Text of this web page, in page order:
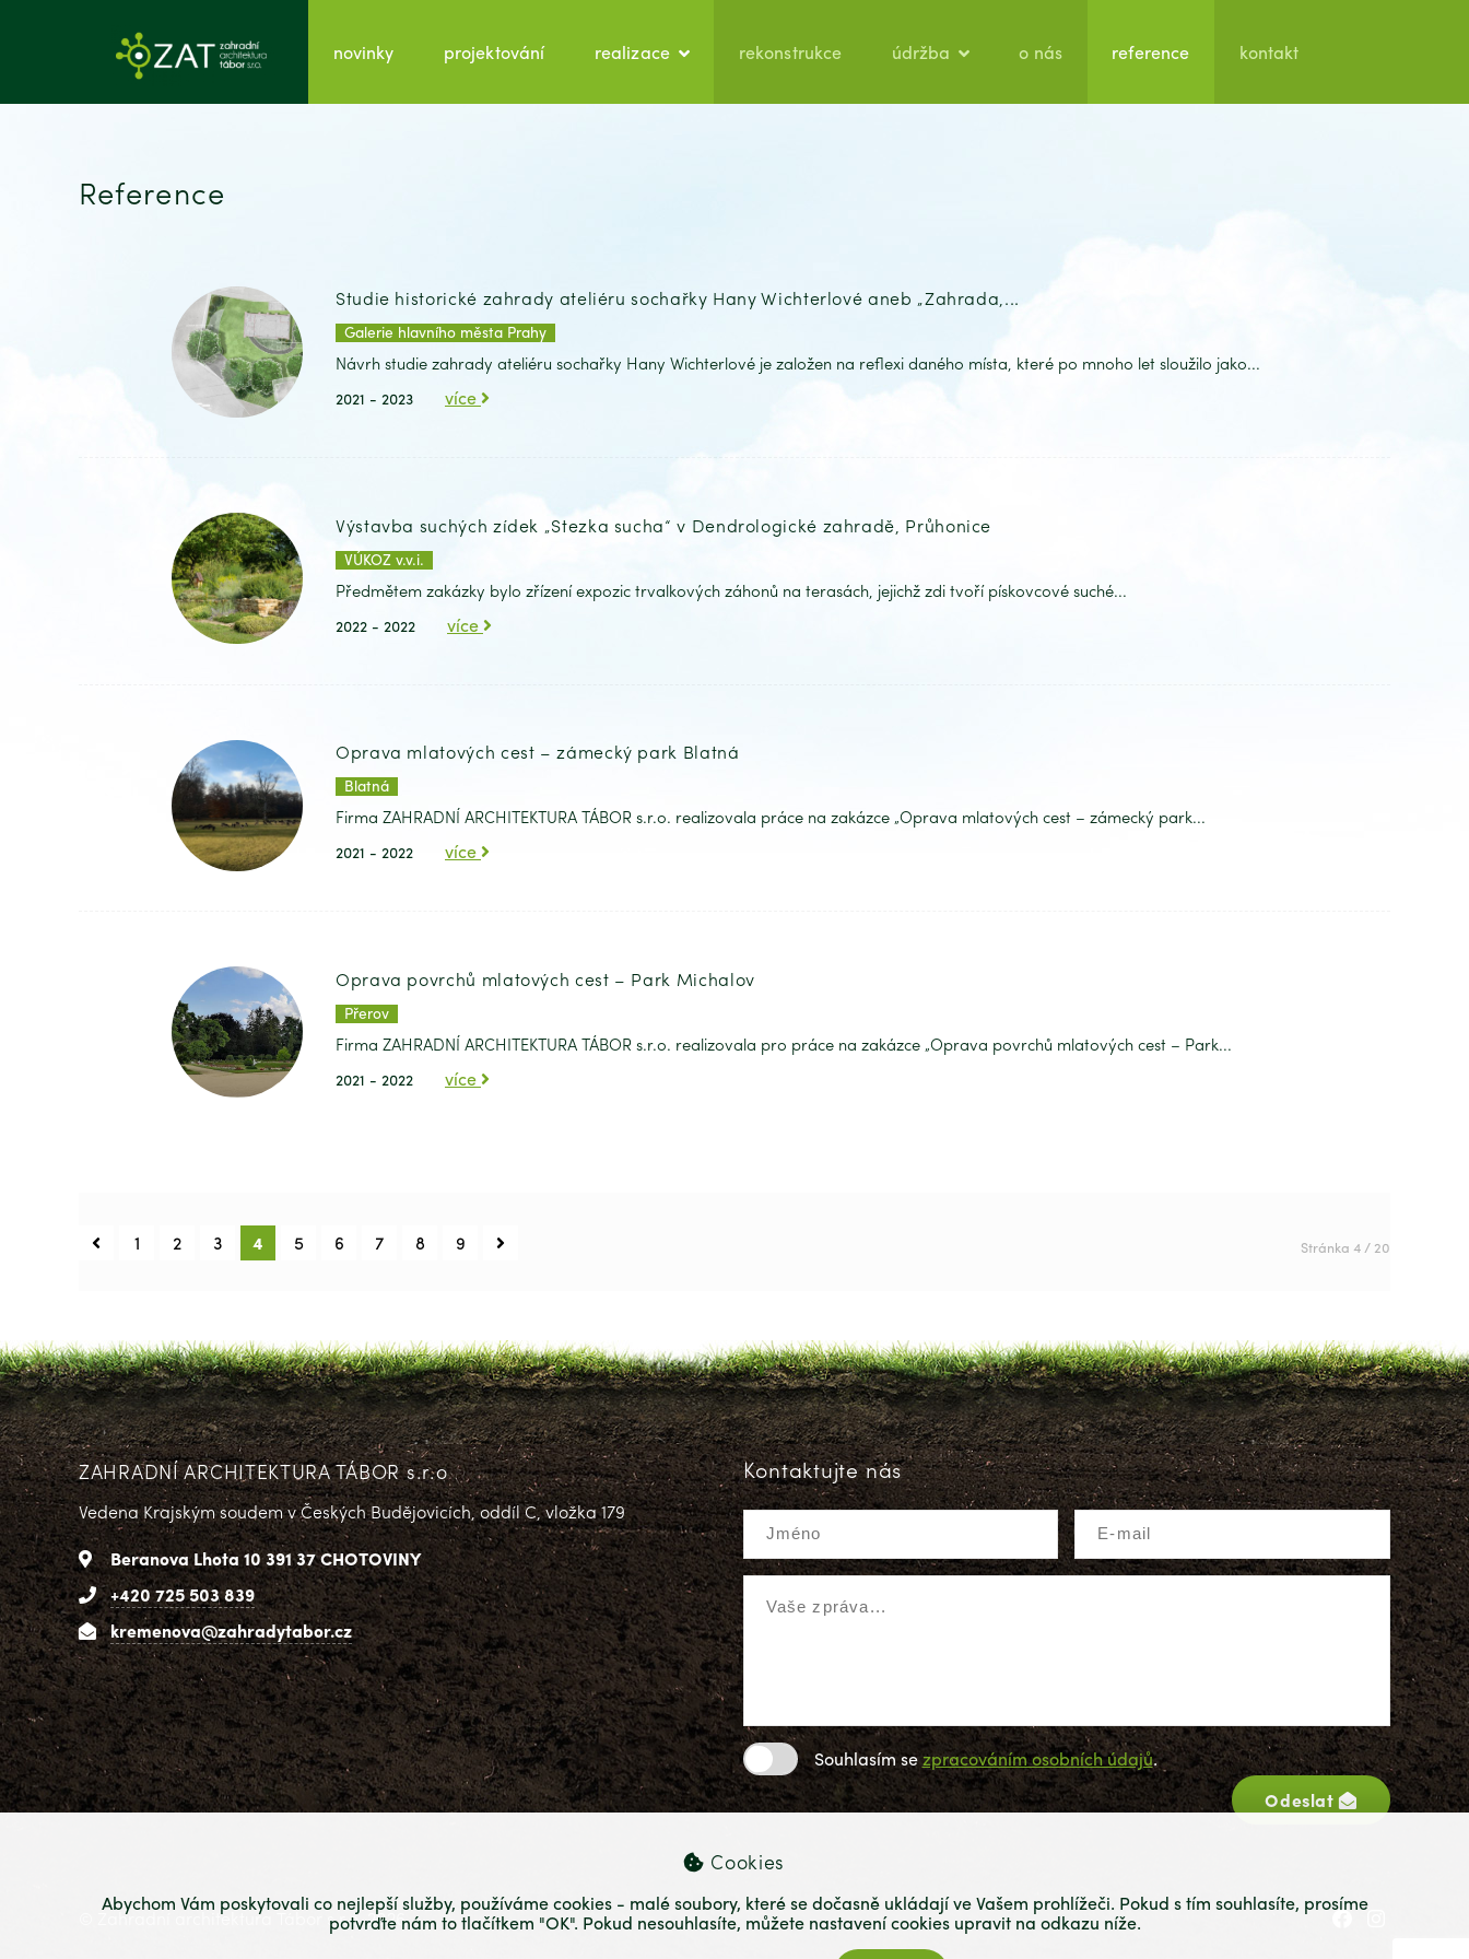
novinky projektování realizace rekonstrukce údržba o nás reference kontakt
Reference
Studie historické zahrady ateliéru sochařky Hany Wichterlové aneb „Zahrada,...
Galerie hlavního města Prahy
Návrh studie zahrady ateliéru sochařky Hany Wichterlové je založen na reflexi daného místa, které po mnoho let sloužilo jako...
2021 - 2023 více
Výstavba suchých zídek „Stezka sucha“ v Dendrologické zahradě, Průhonice
VÚKOZ v.v.i.
Předmětem zakázky bylo zřízení expozic trvalkových záhonů na terasách, jejichž zdi tvoří pískovcové suché...
2022 - 2022 více
Oprava mlatových cest – zámecký park Blatná
Blatná
Firma ZAHRADNÍ ARCHITEKTURA TÁBOR s.r.o. realizovala práce na zakázce „Oprava mlatových cest – zámecký park...
2021 - 2022 více
Oprava povrchů mlatových cest – Park Michalov
Přerov
Firma ZAHRADNÍ ARCHITEKTURA TÁBOR s.r.o. realizovala pro práce na zakázce „Oprava povrchů mlatových cest – Park...
2021 - 2022 více
1 2 3 4 5 6 7 8 9 Stránka 4 / 20
ZAHRADNÍ ARCHITEKTURA TÁBOR s.r.o
Vedena Krajským soudem v Českých Budějovicích, oddíl C, vložka 179
Beranova Lhota 10 391 37 CHOTOVINY
+420 725 503 839
kremenova@zahradytabor.cz
Kontaktujte nás
Souhlasím sezpracováním osobních údajů.
Odeslat
© Zahradní architektura Tábor s.r.o. 2026
Cookies
Abychom Vám poskytovali co nejlepší služby, používáme cookies - malé soubory, které se dočasně ukládají ve Vašem prohlížeči. Pokud s tím souhlasíte, prosíme
potvrďte nám to tlačítkem "OK". Pokud nesouhlasíte, můžete nastavení cookies upravit na odkazu níže.